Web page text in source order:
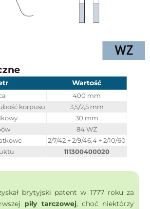
Wartość
400 mm
korpusu
3,5/2,5 mm
30 mm
84 WZ
2/7/42 + 2/9/46,4 + 2/10/60
111300400020
brytyjski patent w 1777 roku za
piły tarczowej, choć niektórzy